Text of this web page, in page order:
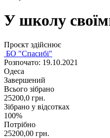
У школу
Проєкт здійснює
БО "Спасибі"
Розпочато: 19.10.2021
Одеса
Завершений
Всього зібрано
25200,0 грн.
Зібрано у відсотках
100%
Потрібно
25200,00 грн.